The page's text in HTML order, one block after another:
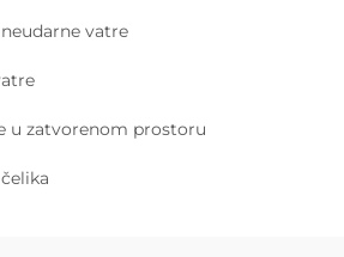
vatre
u zatvorenom prostoru